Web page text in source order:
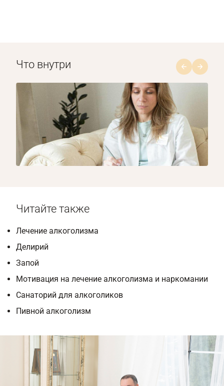
Что внутри
1/8
Читайте также
Лечение алкоголизма
Делирий
Запой
Мотивация на лечение алкоголизма и наркомании
Санаторий для алкоголиков
Пивной алкоголизм